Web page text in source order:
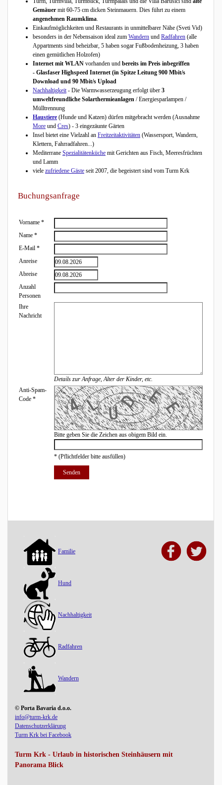
Gemäuer mit 60-75 cm dicken Steinmauern. Dies führt zu einem
angenehmen Raumklima
Einkaufmöglichkeiten und Restaurants in unmittelbarer Nähe (Sveti Vid)
besonders in der Nebensaison ideal zum Wandern und Radfahren (alle
Appartments sind beheizbar, 5 haben sogar Fußbodenheizung, 3 haben
einen gemütlichen Holzofen)
Internet mit WLAN vorhanden und bereits im Preis inbegriffen
- Glasfaser Highspeed Internet (in Spitze Leitung 900 Mbit/s
Download und 90 Mbit/s Upload
Nachhaltigkeit - Die Warmwasserzeugung erfolgt über 3
umweltfreundliche Solarthermieanlagen / Energiesparlampen /
Mülltrennung
Haustiere (Hunde und Katzen) dürfen mitgebracht werden (Ausnahme
More und Cres) - 3 eingezäunte Gärten
Insel bietet eine Vielzahl an Freitzeitaktivitäten (Wassersport, Wandern,
Klettern, Fahrradfahren...)
Mediterrane Spezialitätenküche mit Gerichten aus Fisch, Meeresfrüchten
und Lamm
viele zufriedene Gäste seit 2007, die begeistert sind vom Turm Krk
Buchungsanfrage
Vorname *
Name *
E-Mail *
Anreise
Abreise
Anzahl
Personen
Ihre
Nachricht
Details zur Anfrage, Alter der Kinder, etc.
Anti-Spam-
Code *
Bitte geben Sie die Zeichen aus obigem Bild ein.
* (Pflichtfelder bitte ausfüllen)
Familie
Hund
Nachhaltigkeit
Radfahren
Wandern
© Porta Bavaria d.o.o.
info@turm-krk.de
Datenschutzerklärung
Turm Krk bei Facebook
Turm Krk - Urlaub in historischen Steinhäusern mit
Panorama Blick